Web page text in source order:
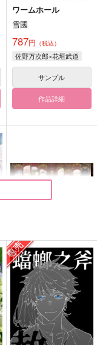
ワームホール
雪國
787円 （税込）
佐野万次郎×花垣武道
サンプル
作品詳細
アニュス・デイ
餅々屋
2,800円（税込）
佐野万次郎×花垣武道
サンプル